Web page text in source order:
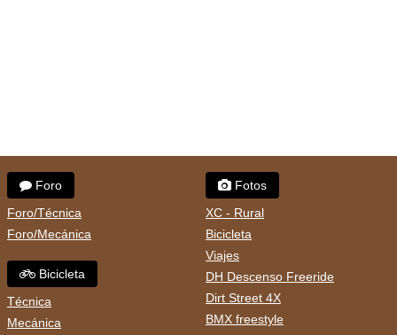
Foro
Foro/Técnica
Foro/Mecánica
Bicicleta
Técnica
Mecánica
Fotos
XC - Rural
Bicicleta
Viajes
DH Descenso Freeride
Dirt Street 4X
BMX freestyle